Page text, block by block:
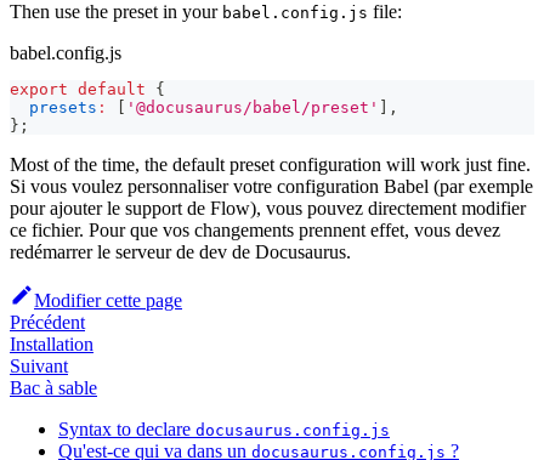
Then use the preset in your babel.config.js file:
babel.config.js
export default
{
presets : '@docusaurus/babel/preset'
,
} ;
Most of the time, the default preset configuration will work just fine.
Si vous voulez personnaliser votre configuration Babel (par exemple
pour ajouter le support de Flow), vous pouvez directement modifier
ce fichier. Pour que vos changements prennent effet, vous devez
redémarrer le serveur de dev de Docusaurus.
Modifier cette page
Précédent
Installation
Suivant
Bac à sable
Syntax to declare docusaurus.config.js
Qu'est-ce qui va dans un docusaurus.config.js ?